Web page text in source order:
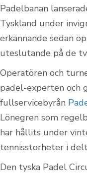
Padelbanan
Tyskland under
erkännande sedan
uteslutande på de
Operatören och
padel-experten och
fullservicebyrån
Lönegren som
har hållits under
tennisstorheter i
Den tyska Padel